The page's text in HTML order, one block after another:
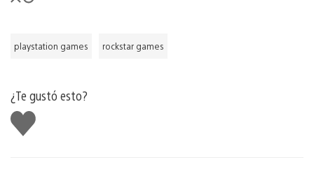
playstation games rockstar games
¿Te gustó esto?
Me
gusta